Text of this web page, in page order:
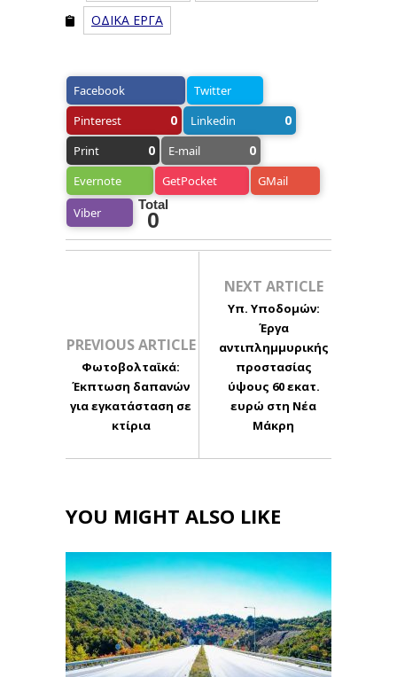
ΟΔΙΚΑ ΕΡΓΑ
Facebook
Twitter
Pinterest
0 Linkedin 0
Print 0 E-mail 0
Evernote GetPocket GMail
Viber
Total
0
PREVIOUS ARTICLE
Φωτοβολταϊκά:
Έκπτωση δαπανών
για εγκατάσταση σε
κτίρια
NEXT ARTICLE
Υπ. Υποδομών:
Έργα
αντιπλημμυρικής
προστασίας
ύψους 60 εκατ.
ευρώ στη Νέα
Μάκρη
YOU MIGHT ALSO LIKE